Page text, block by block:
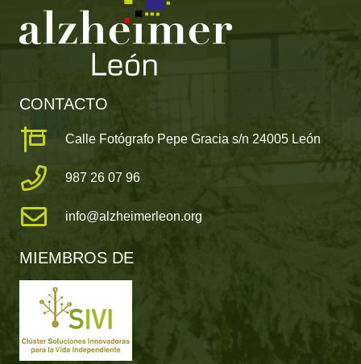
CONTACTO
Calle Fotógrafo Pepe Gracia s/n 24005 León
987 26 07 96
info@alzheimerleon.org
MIEMBROS DE